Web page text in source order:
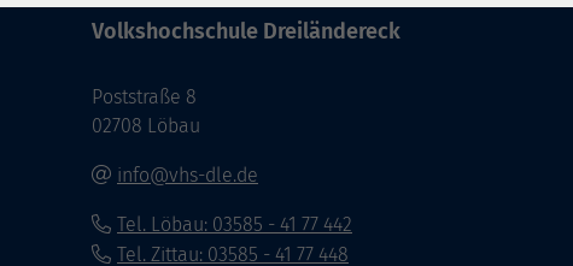
Volkshochschule Dreiländereck
Poststraße 8
02708 Löbau
info@vhs-dle.de
Tel. Löbau: 03585 - 41 77 442
Tel. Zittau: 03585 - 41 77 448